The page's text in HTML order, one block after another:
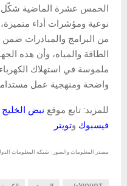
الخمس عشرة الماضية شكّل
نوعية ومؤشرات أداء
من البرامج والمبادرات ضمن
الطاقة والمياه، وأن هذه
ملموسة في استهلاك
واضحة ومنهجية عمل مستدامة
للمزيد: تابع موقع نبض الخليج
فيسبوك وتويتر
مصدر المعلومات والصور : شبكة المعلومات